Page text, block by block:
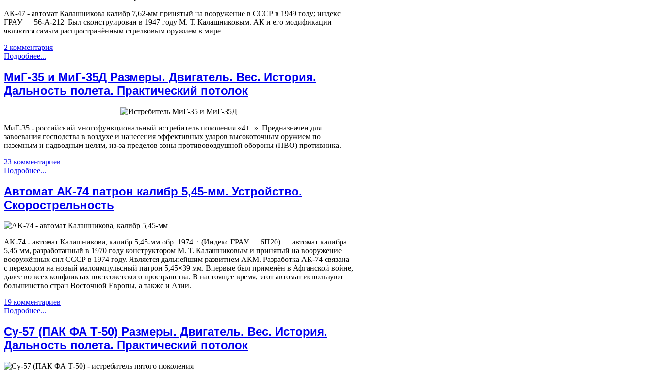
АК-47 - автомат Калашникова калибр 7,62-мм принятый на вооружение в СССР в 1949 году; индекс
ГРАУ — 56-А-212. Был сконструирован в 1947 году М. Т. Калашниковым. АК и его модификации
являются самым распространённым стрелковым оружием в мире.
2 комментария
Подробнее...
МиГ-35 и МиГ-35Д Размеры. Двигатель. Вес. История.
Дальность полета. Практический потолок
МиГ-35 - российский многофункциональный истребитель поколения «4++». Предназначен для
завоевания господства в воздухе и нанесения эффективных ударов высокоточным оружием по
наземным и надводным целям, из-за пределов зоны противовоздушной обороны (ПВО) противника.
23 комментариев
Подробнее...
Автомат АК-74 патрон калибр 5,45-мм. Устройство.
Скорострельность
AK-74 - автомат Калашникова, калибр 5,45-мм обр. 1974 г. (Индекс ГРАУ — 6П20) — автомат калибра
5,45 мм, разработанный в 1970 году конструктором М. Т. Калашниковым и принятый на вооружение
вооружённых сил СССР в 1974 году. Является дальнейшим развитием АКМ. Разработка АК-74 связана
с переходом на новый малоимпульсный патрон 5,45×39 мм. Впервые был применён в Афганской войне,
далее во всех конфликтах постсоветского пространства. В настоящее время, этот автомат используют
большинство стран Восточной Европы, а также и Азии.
19 комментариев
Подробнее...
Су-57 (ПАК ФА Т-50) Размеры. Двигатель. Вес. История.
Дальность полета. Практический потолок